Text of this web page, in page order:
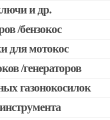
и др.
/бензокос
/Husqvarna /Oleo-mac /Echo и
для мотокос
/генераторов
газонокосилок